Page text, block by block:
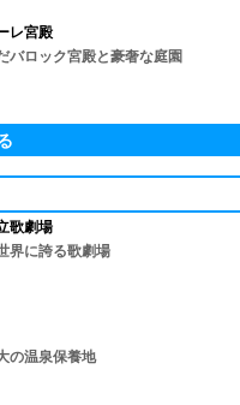
レ宮殿
バロック宮殿と豪奢な庭園
歌劇場
界に誇る歌劇場
の温泉保養地